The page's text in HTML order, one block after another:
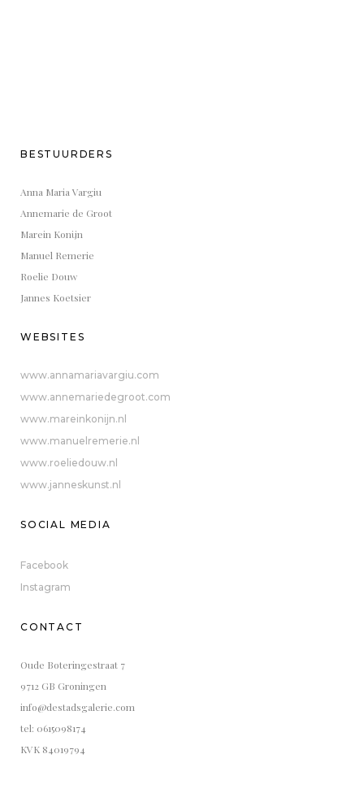
BESTUURDERS
Anna Maria Vargiu
Annemarie de Groot
Marein Konijn
Manuel Remerie
Roelie Douw
Jannes Koetsier
WEBSITES
www.annamariavargiu.com
www.annemariedegroot.com
www.mareinkonijn.nl
www.manuelremerie.nl
www.roeliedouw.nl
www.janneskunst.nl
SOCIAL MEDIA
Facebook
Instagram
CONTACT
Oude Boteringestraat 7
9712 GB Groningen
info@destadsgalerie.com
tel: 0615098174
KVK 84019794